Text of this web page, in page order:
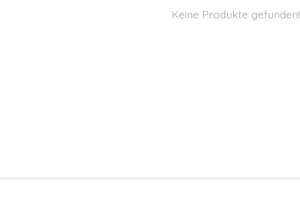
Keine Produkte gefunden!